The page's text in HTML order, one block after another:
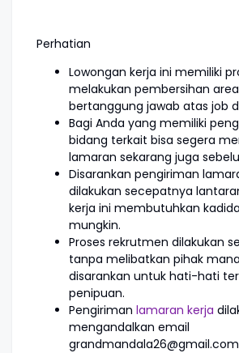
Perhatian
Lowongan kerja ini memiliki
melakukan pembersihan
bertanggung jawab atas job
Bagi Anda yang memiliki
bidang terkait bisa segera
lamaran sekarang juga
Disarankan pengiriman
dilakukan secepatnya
kerja ini membutuhkan
mungkin.
Proses rekrutmen dilakukan
tanpa melibatkan pihak
disarankan untuk hati-hati
penipuan.
Pengiriman lamaran kerja
mengandalkan email